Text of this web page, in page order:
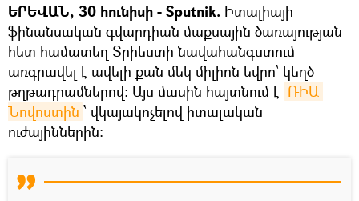
ԵՐԵՎԱՆ, 30 հունիսի - Sputnik. Իտալիայի
ֆինանսական գվարդիան մաքսային ծառայության
հետ համատեղ Տրիեստի նավահանգստում
առգրավել է ավելի քան մեկ միլիոն եվրո՝ կեղծ
թղթադրամներով: Այս մասին հայտնում է ՌԻԱ
Նովոստին ՝ վկայակոչելով իտալական
ուժայիններին։